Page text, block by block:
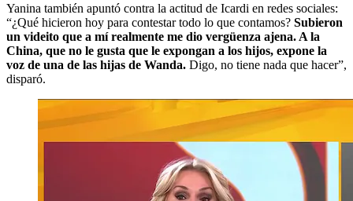
Yanina también apuntó contra la actitud de Icardi en redes sociales:
“¿Qué hicieron hoy para contestar todo lo que contamos? Subieron
un videito que a mí realmente me dio vergüenza ajena. A la
China, que no le gusta que le expongan a los hijos, expone la
voz de una de las hijas de Wanda. Digo, no tiene nada que hacer”,
disparó.